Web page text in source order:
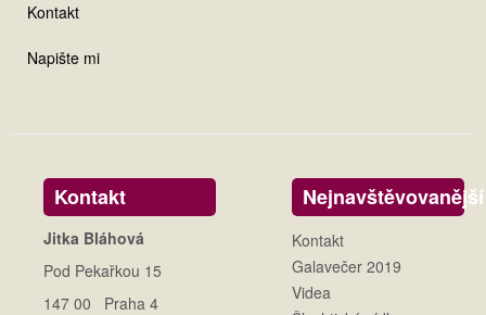
Kontakt
Napište mi
Kontakt
Jitka Bláhová
Pod Pekařkou 15
147 00 Praha 4
Nejnavštěvovanější
Kontakt
Galavečer 2019
Videa